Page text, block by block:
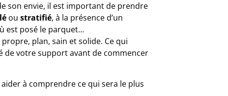
son envie, il est important de prendre
ou stratifié, à la présence d’un
est posé le parquet…
plan, sain et solide. Ce qui
de votre support avant de commencer
à comprendre ce qui sera le plus